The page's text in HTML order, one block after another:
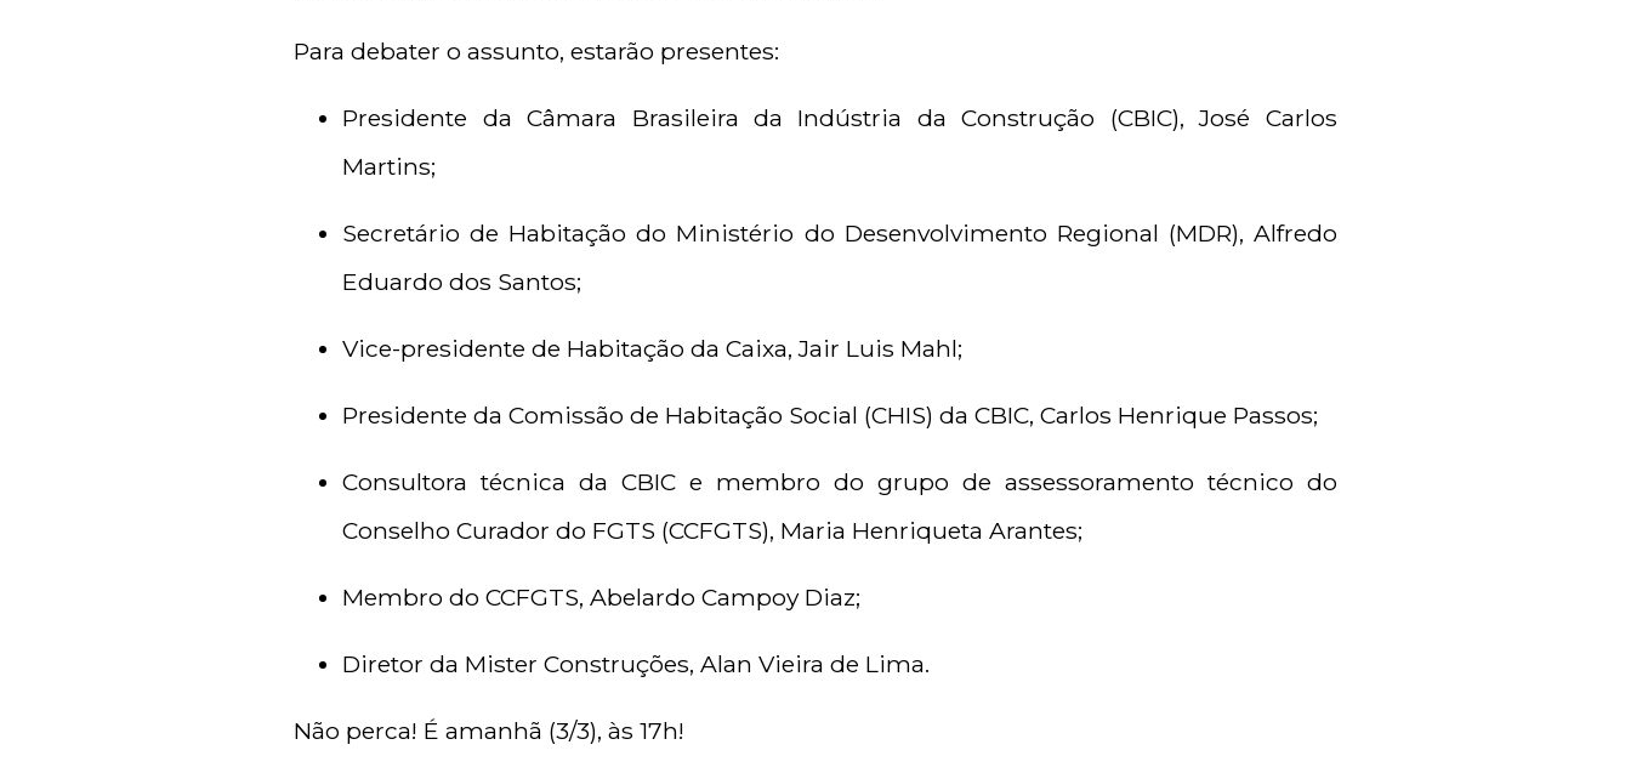
Para debater o assunto, estarão presentes:
Presidente da Câmara Brasileira da Indústria da Construção (CBIC), José Carlos
Martins;
Secretário de Habitação do Ministério do Desenvolvimento Regional (MDR), Alfredo
Eduardo dos Santos;
Vice-presidente de Habitação da Caixa, Jair Luis Mahl;
Presidente da Comissão de Habitação Social (CHIS) da CBIC, Carlos Henrique Passos;
Consultora técnica da CBIC e membro do grupo de assessoramento técnico do
Conselho Curador do FGTS (CCFGTS), Maria Henriqueta Arantes;
Membro do CCFGTS, Abelardo Campoy Diaz;
Diretor da Mister Construções, Alan Vieira de Lima.
Não perca! É amanhã (3/3), às 17h!